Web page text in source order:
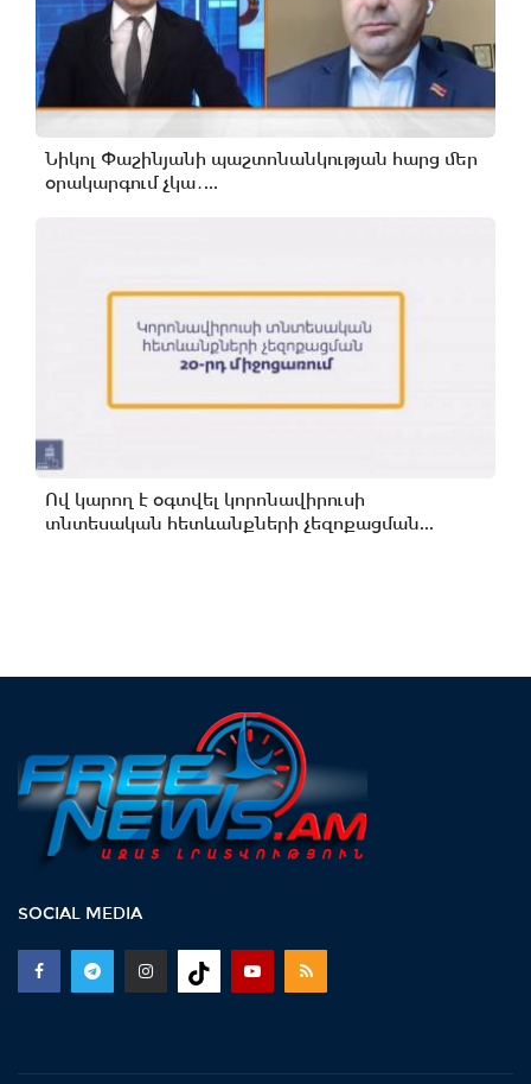
Նիկոլ Փաշինյանի պաշտոնանկության հարց մեր
օրակարգում չկա․...
Ով կարող է օգտվել կորոնավիրուսի
տնտեսական հետևանքների չեզոքացման...
SOCIAL MEDIA